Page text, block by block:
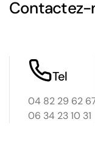
Contactez-
Tel
04 82 29 62
06 34 23 10 31